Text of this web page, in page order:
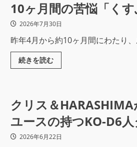
10ヶ月間の苦悩「く
2026年7月30日
昨年4月から約10ヶ月間にわたり
続きを読む
クリス＆
ユースの持つKO-D6
2026年6月22日